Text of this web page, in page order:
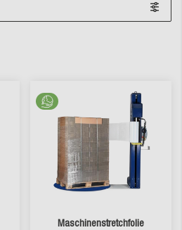
Maschinenstretchfolie